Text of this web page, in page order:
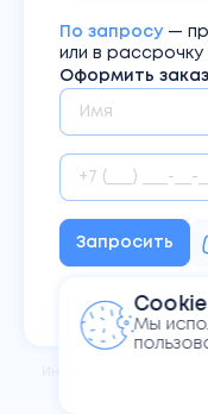
По запросу —
или в рассрочку
Оформить заказ
Запросить
с
Мы